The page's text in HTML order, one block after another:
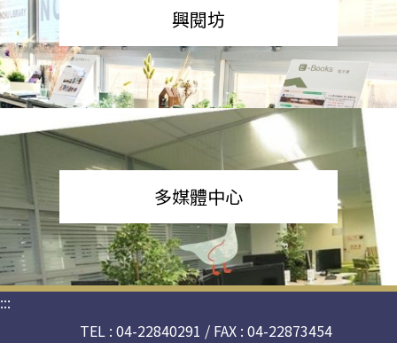
興閱坊
多媒體中心
:::
TEL : 04-22840291 / FAX : 04-22873454